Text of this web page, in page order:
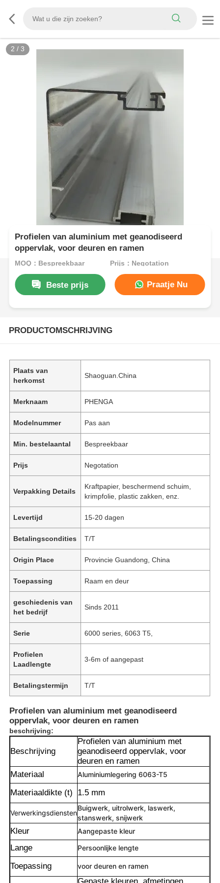
2 / 3
Profielen van aluminium met geanodiseerd
oppervlak, voor deuren en ramen
MOQ：Bespreekbaar Prijs：Negotation
Beste prijs Praatje Nu
PRODUCTOMSCHRIJVING
Plaats van
herkomst
Shaoguan.China
Merknaam PHENGA
Modelnummer Pas aan
Min. bestelaantal Bespreekbaar
Prijs Negotation
Verpakking Details
Kraftpapier, beschermend schuim,
krimpfolie, plastic zakken, enz.
Levertijd 15-20 dagen
Betalingscondities T/T
Origin Place Provincie Guandong, China
Toepassing Raam en deur
geschiedenis van
het bedrijf
Sinds 2011
Serie 6000 series, 6063 T5,
Profielen
Laadlengte
3-6m of aangepast
Betalingstermijn T/T
Profielen van aluminium met geanodiseerd
oppervlak, voor deuren en ramen
beschrijving:
Beschrijving
Profielen van aluminium met
geanodiseerd oppervlak, voor
deuren en ramen
Materiaal
Aluminiumlegering 6063-T5
Materiaaldikte (t) 1.5 mm
Verwerkingsdiensten
Buigwerk, uitrolwerk, laswerk,
stanswerk, snijwerk
Kleur Aangepaste kleur
Lange Persoonlijke lengte
Toepassing voor deuren en ramen
Gepaste kleuren, afmetingen,